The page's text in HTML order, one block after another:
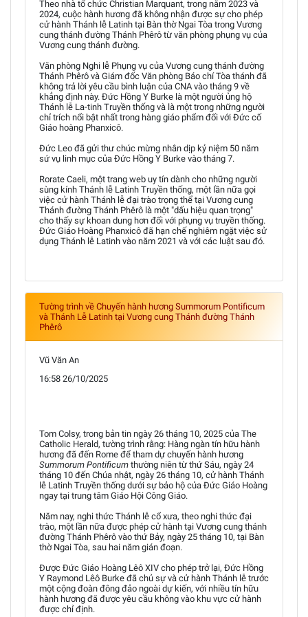
Theo nhà tổ chức Christian Marquant, trong năm 2023 và
2024, cuộc hành hương đã không nhận được sự cho phép
cử hành Thánh lễ Latinh tại Bàn thờ Ngai Tòa trong Vương
cung thánh đường Thánh Phêrô từ văn phòng phụng vụ của
Vương cung thánh đường.
Văn phòng Nghi lễ Phụng vụ của Vương cung thánh đường
Thánh Phêrô và Giám đốc Văn phòng Báo chí Tòa thánh đã
không trả lời yêu cầu bình luận của CNA vào tháng 9 về
khẳng định này. Đức Hồng Y Burke là một người ủng hộ
Thánh lễ La-tinh Truyền thống và là một trong những người
chỉ trích nổi bật nhất trong hàng giáo phẩm đối với Đức cố
Giáo hoàng Phanxicô.
Đức Leo đã gửi thư chúc mừng nhân dịp kỷ niệm 50 năm
sứ vụ linh mục của Đức Hồng Y Burke vào tháng 7.
Rorate Caeli, một trang web uy tín dành cho những người
sùng kính Thánh lễ Latinh Truyền thống, một lần nữa gọi
việc cử hành Thánh lễ đại trào trọng thể tại Vương cung
Thánh đường Thánh Phêrô là một "dấu hiệu quan trọng"
cho thấy sự khoan dung hơn đối với phụng vụ truyền thống.
Đức Giáo Hoàng Phanxicô đã hạn chế nghiêm ngặt việc sử
dụng Thánh lễ Latinh vào năm 2021 và với các luật sau đó.
Tường trình về Chuyến hành hương Summorum Pontificum
và Thánh Lễ Latinh tại Vương cung Thánh đường Thánh
Phêrô
Vũ Văn An
16:58 26/10/2025
Tom Colsy, trong bản tin ngày 26 tháng 10, 2025 của The
Catholic Herald, tường trình rằng: Hàng ngàn tín hữu hành
hương đã đến Rome để tham dự chuyến hành hương
Summorum Pontificum thường niên từ thứ Sáu, ngày 24
tháng 10 đến Chúa nhật, ngày 26 tháng 10, cử hành Thánh
lễ Latinh Truyền thống dưới sự bảo hộ của Đức Giáo Hoàng
ngay tại trung tâm Giáo Hội Công Giáo.
Năm nay, nghi thức Thánh lễ cổ xưa, theo nghi thức đại
trào, một lần nữa được phép cử hành tại Vương cung thánh
đường Thánh Phêrô vào thứ Bảy, ngày 25 tháng 10, tại Bàn
thờ Ngai Tòa, sau hai năm gián đoạn.
Được Đức Giáo Hoàng Lêô XIV cho phép trở lại, Đức Hồng
Y Raymond Lêô Burke đã chủ sự và cử hành Thánh lễ trước
một cộng đoàn đông đảo ngoài dự kiến, với nhiều tín hữu
hành hương đã được yêu cầu không vào khu vực cử hành
được chỉ định.